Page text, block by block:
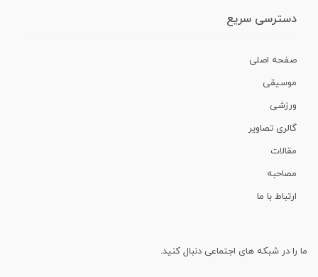
دسترسی سریع
صفحه اصلی
موسیقی
ورزشی
گالری تصاویر
مقالات
مصاحبه
ارتباط با ما
ما را در شبکه های اجتماعی دنبال کنید.